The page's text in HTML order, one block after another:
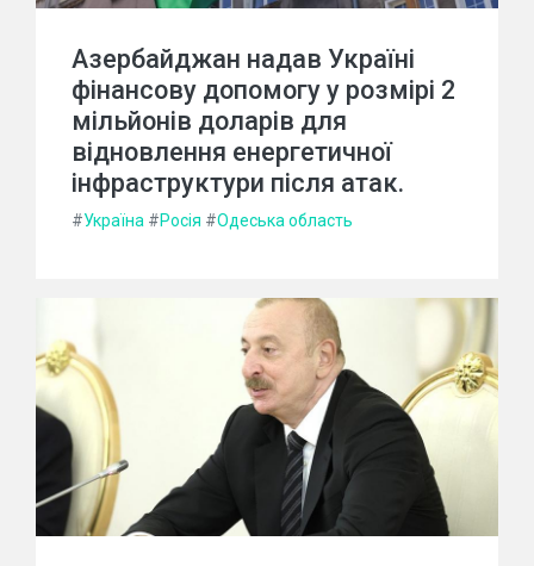
Азербайджан надав Україні
фінансову допомогу у розмірі 2
мільйонів доларів для
відновлення енергетичної
інфраструктури після атак.
#Україна #Росія #Одеська область